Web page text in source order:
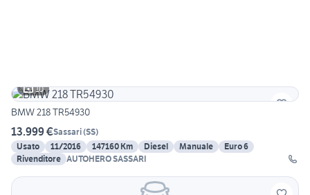
10
BMW 218 TR54930
13.999 €Sassari(SS)
Usato
11/2016 147160 Km Diesel Manuale
Euro 6
Rivenditore AUTOHERO SASSARI